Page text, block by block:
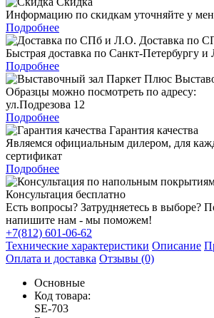
Информацию по скидкам уточняйте у
Подробнее
Доставка по
Быстрая доставка по Санкт-Петербургу и
Подробнее
Образцы можно посмотреть по адресу:
ул.Подрезова 12
Подробнее
Гарантия качества
Являемся официальным дилером, для
сертификат
Подробнее
Консультация бесплатно
Есть вопросы? Затрудняетесь в выборе?
напишите нам - мы поможем!
+7(812) 601-06-62
Технические характеристики Описание
Оплата и доставка Отзывы (0)
Основные
Код товара:
SE-703